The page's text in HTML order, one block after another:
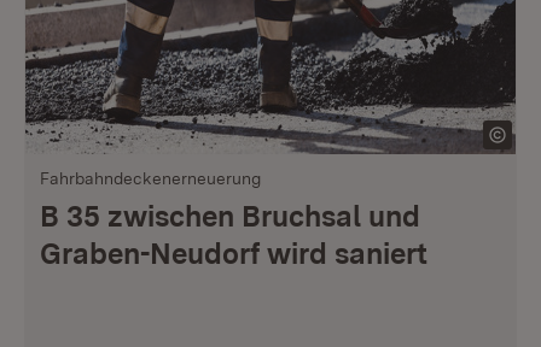
Fahrbahndeckenerneuerung
B 35 zwischen Bruchsal und
Graben-Neudorf wird saniert